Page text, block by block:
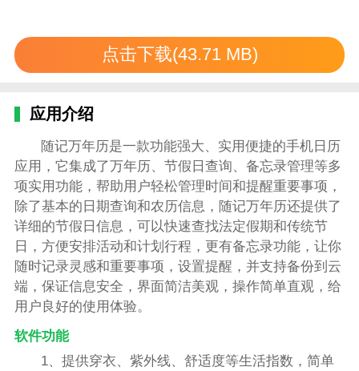
点击下载(43.71 MB)
应用介绍
随记万年历是一款功能强大、实用便捷的手机日历
应用，它集成了万年历、节假日查询、备忘录管理等多
项实用功能，帮助用户轻松管理时间和提醒重要事项，
除了基本的日期查询和农历信息，随记万年历还提供了
详细的节假日信息，可以快速查找法定假期和传统节
日，方便安排活动和计划行程，更有备忘录功能，让你
随时记录灵感和重要事项，设置提醒，并支持备份到云
端，保证信息安全，界面简洁美观，操作简单直观，给
用户良好的使用体验。
软件功能
1、提供穿衣、紫外线、舒适度等生活指数，简单